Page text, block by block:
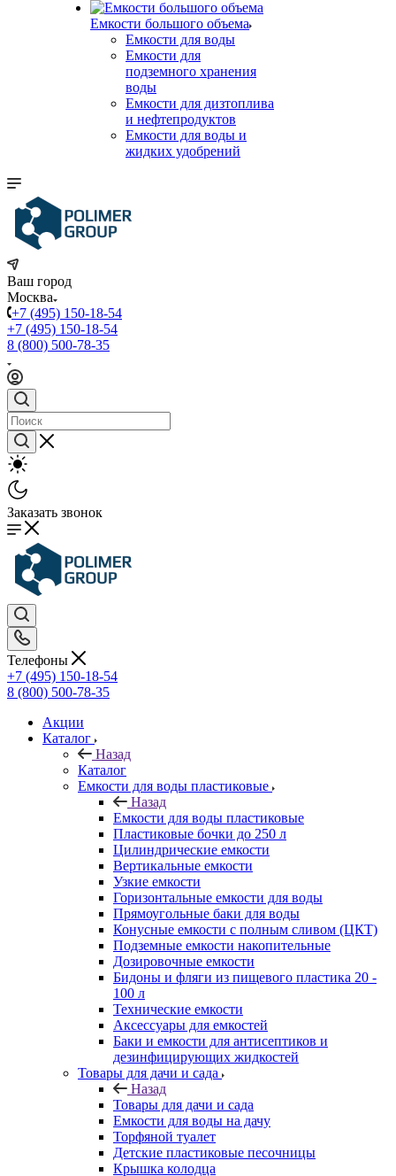
Емкости большого объема
Емкости для воды
Емкости для
подземного хранения
воды
Емкости для дизтоплива
и нефтепродуктов
Емкости для воды и
жидких удобрений
Ваш город
Москва
+7 (495) 150-18-54
+7 (495) 150-18-54
8 (800) 500-78-35
Заказать звонок
Телефоны
+7 (495) 150-18-54
8 (800) 500-78-35
Акции
Каталог
Назад
Каталог
Емкости для воды пластиковые
Назад
Емкости для воды пластиковые
Пластиковые бочки до 250 л
Цилиндрические емкости
Вертикальные емкости
Узкие емкости
Горизонтальные емкости для воды
Прямоугольные баки для воды
Конусные емкости с полным сливом (ЦКТ)
Подземные емкости накопительные
Дозировочные емкости
Бидоны и фляги из пищевого пластика 20 -
100 л
Технические емкости
Аксессуары для емкостей
Баки и емкости для антисептиков и
дезинфицирующих жидкостей
Товары для дачи и сада
Назад
Товары для дачи и сада
Емкости для воды на дачу
Торфяной туалет
Детские пластиковые песочницы
Крышка колодца